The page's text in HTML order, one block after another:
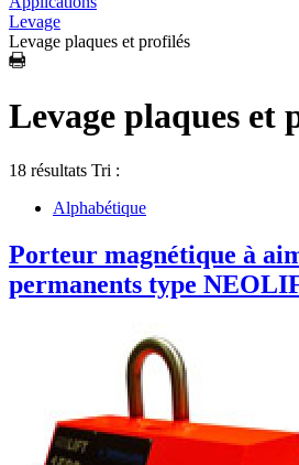
Levage
Levage plaques et profilés
Levage plaques et
18 résultats Tri :
Alphabétique
Porteur magnétique à
permanents type